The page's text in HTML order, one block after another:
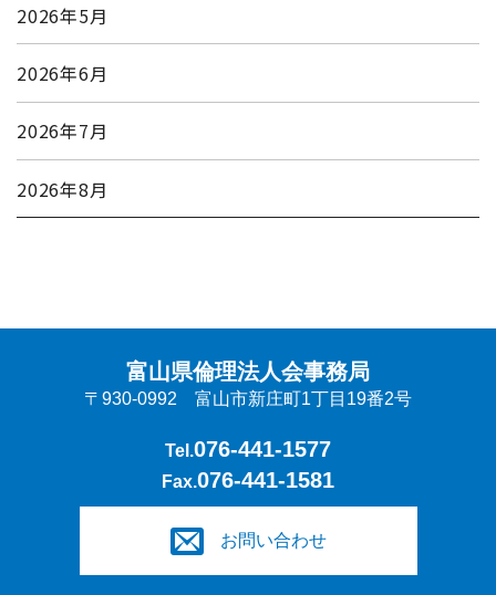
2026年5月
2026年6月
2026年7月
2026年8月
富山県倫理法人会事務局
〒930-0992 富山市新庄町1丁目19番2号
Tel.076-441-1577
Fax.076-441-1581
お問い合わせ